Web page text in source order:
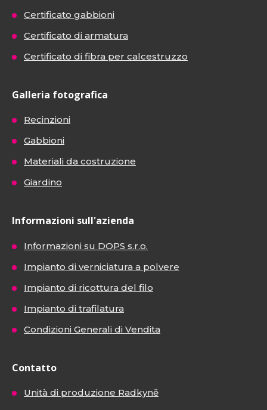
Certificato gabbioni
Certificato di armatura
Certificato di fibra per calcestruzzo
Galleria fotografica
Recinzioni
Gabbioni
Materiali da costruzione
Giardino
Informazioni sull'azienda
Informazioni su DOPS s.r.o.
Impianto di verniciatura a polvere
Impianto di ricottura del filo
Impianto di trafilatura
Condizioni Generali di Vendita
Contatto
Unità di produzione Radkyně